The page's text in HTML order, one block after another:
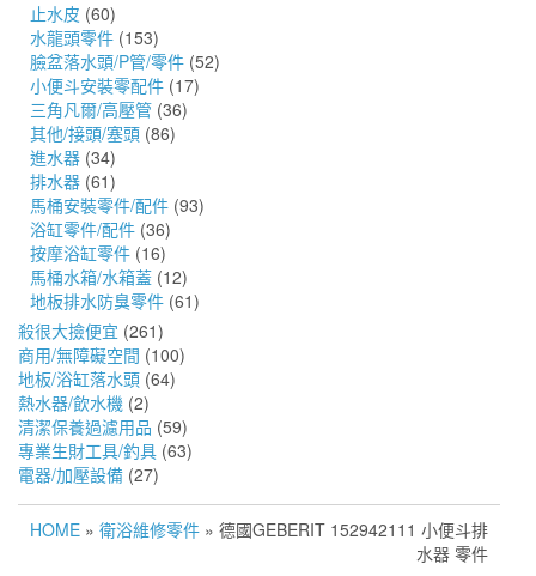
止水皮 (60)
水龍頭零件 (153)
臉盆落水頭/P管/零件 (52)
小便斗安裝零配件 (17)
三角凡爾/高壓管 (36)
其他/接頭/塞頭 (86)
進水器 (34)
排水器 (61)
馬桶安裝零件/配件 (93)
浴缸零件/配件 (36)
按摩浴缸零件 (16)
馬桶水箱/水箱蓋 (12)
地板排水防臭零件 (61)
殺很大撿便宜 (261)
商用/無障礙空間 (100)
地板/浴缸落水頭 (64)
熱水器/飲水機 (2)
清潔保養過濾用品 (59)
專業生財工具/釣具 (63)
電器/加壓設備 (27)
HOME » 衛浴維修零件 » 德國GEBERIT 152942111 小便斗排
水器 零件